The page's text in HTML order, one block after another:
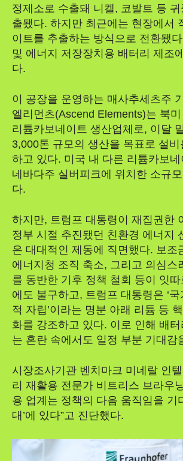
정제소로 수출돼 니켈, 코발트 등
출됐다. 하지만 최근에는 현장에서
이트를 추출하는 방식으로 전환됐
및 에너지 저장장치용 배터리 제조
다.
이 공장을 운영하는 매사추세츠주
엘리먼츠(Ascend Elements)는 북
리튬카보네이트 생산업체로, 이달
3,000톤 규모의 생산을 목표로 설비
하고 있다. 미국 내 다른 리튬카보
네바다주 실버피크에 위치한 소규
다.
하지만, 트럼프 대통령이 재집권한
정부 시절 추진됐던 친환경 에너지
은 대대적인 제동에 직면했다. 보조
에너지청 조직 축소, 그리고 의심스
를 동반한 기후 정책 철회 등이 잇
에도 불구하고, 트럼프 대통령은 ‘국
적 자립’이라는 명분 아래 리튬 등
화를 강조하고 있다. 이로 인해 배
는 혼란 속에서도 일정 부분 기대감
시장조사기관 벤치마크 미네랄 인
리 재활용 전문가 비트리스 브라우
용 업계는 정책의 다음 움직임을 기
대’에 있다”고 진단했다.